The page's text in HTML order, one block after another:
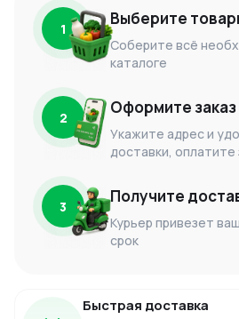
1 Выберите
Соберите всё
каталоге
2 Оформите заказ
Укажите адрес и
доставки, оплатите
3 Получите
Курьер привезет
срок
Быстрая доставка